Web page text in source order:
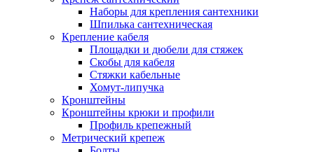
Наборы для крепления сантехники
Шпилька сантехническая
Крепление кабеля
Площадки и дюбели для стяжек
Скобы для кабеля
Стяжки кабельные
Хомут-липучка
Кронштейны
Кронштейны крюки и профили
Профиль крепежный
Метрический крепеж